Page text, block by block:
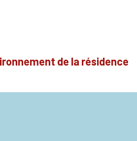
de la résidence